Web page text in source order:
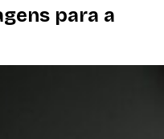
para a